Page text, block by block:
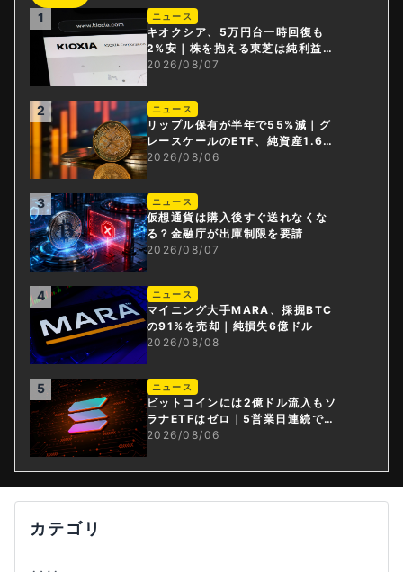
1 ニュース
キオクシア、5万円台一時回復も
2%安｜株を抱える東芝は純利益3
0倍
2026/08/07
2 ニュース
リップル保有が半年で55%減｜グ
レースケールのETF、純資産1.6億
ドル減
2026/08/06
3 ニュース
仮想通貨は購入後すぐ送れなくな
る？金融庁が出庫制限を要請
2026/08/07
4 ニュース
マイニング大手MARA、採掘BTC
の91%を売却｜純損失6億ドル
2026/08/08
5 ニュース
ビットコインには2億ドル流入もソ
ラナETFはゼロ｜5営業日連続で停
止
2026/08/06
カテゴリ